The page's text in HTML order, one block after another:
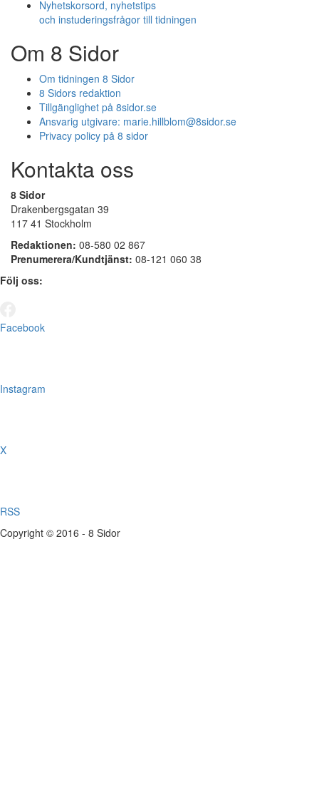
Nyhetskorsord, nyhetstips
och instuderingsfrågor till tidningen
Om 8 Sidor
Om tidningen 8 Sidor
8 Sidors redaktion
Tillgänglighet på 8sidor.se
Ansvarig utgivare: marie.hillblom@8sidor.se
Privacy policy på 8 sidor
Kontakta oss
8 Sidor
Drakenbergsgatan 39
117 41 Stockholm
Redaktionen: 08-580 02 867
Prenumerera/Kundtjänst: 08-121 060 38
Följ oss:
Facebook
Instagram
X
RSS
Copyright © 2016 - 8 Sidor